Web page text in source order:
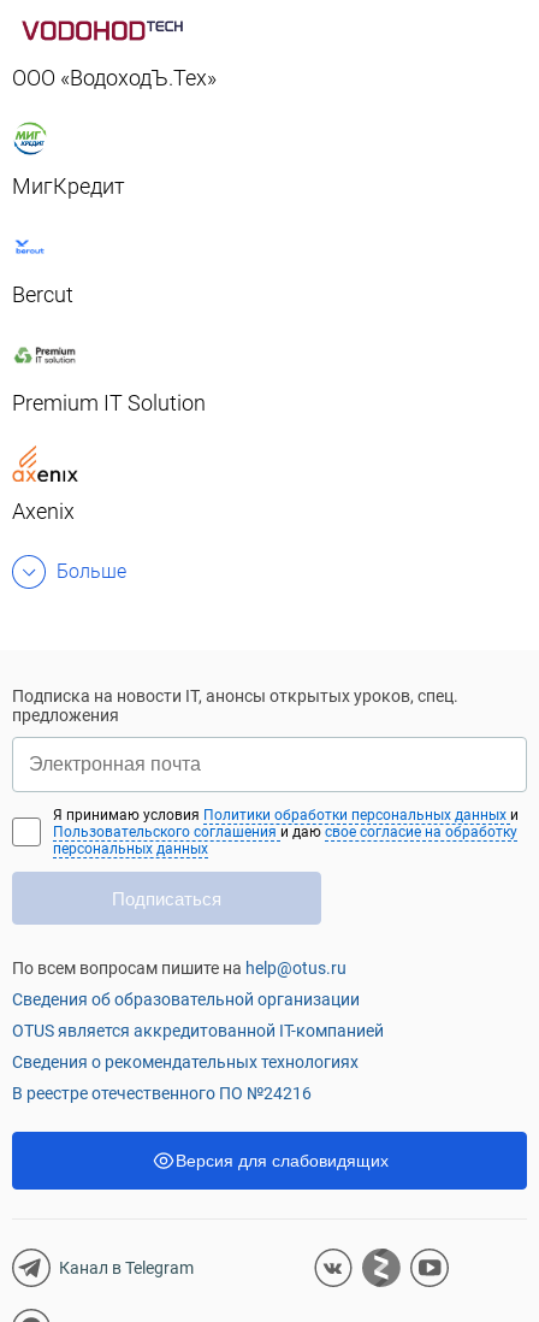
ООО «ВодоходЪ.Тех»
МигКредит
Bercut
Premium IT Solution
Axenix
Больше
Подписка на новости IT, анонсы открытых уроков, спец.
предложения
Подписаться
Я принимаю условия Политики обработки персональных данных и
Пользовательского соглашения и даю свое согласие на обработку
персональных данных
По всем вопросам пишите на help@otus.ru
Сведения об образовательной организации
OTUS является аккредитованной IT-компанией
Сведения о рекомендательных технологиях
В реестре отечественного ПО №24216
Версия для слабовидящих
Канал в Telegram